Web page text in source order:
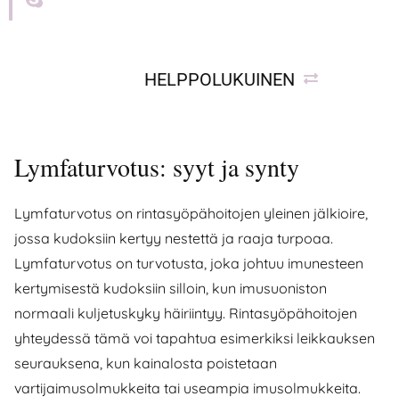
HELPPOLUKUINEN
Lymfaturvotus: syyt ja synty
Lymfaturvotus on rintasyöpähoitojen yleinen jälkioire,
jossa kudoksiin kertyy nestettä ja raaja turpoaa.
Lymfaturvotus on turvotusta, joka johtuu imunesteen
kertymisestä kudoksiin silloin, kun imusuoniston
normaali kuljetuskyky häiriintyy. Rintasyöpähoitojen
yhteydessä tämä voi tapahtua esimerkiksi leikkauksen
seurauksena, kun kainalosta poistetaan
vartijaimusolmukkeita tai useampia imusolmukkeita.